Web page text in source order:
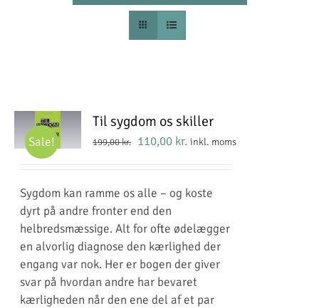
Sale!
Til sygdom os skiller
199,00kr.
Den
var:
199,00 kr..
110,00 kr. Den
er:
inkl. moms
Sygdom kan ramme os alle – og koste
dyrt på andre fronter end den
helbredsmæssige. Alt for ofte ødelægger
en alvorlig diagnose den kærlighed der
engang var nok. Her er bogen der giver
svar på hvordan andre har bevaret
kærligheden når den ene del af et par